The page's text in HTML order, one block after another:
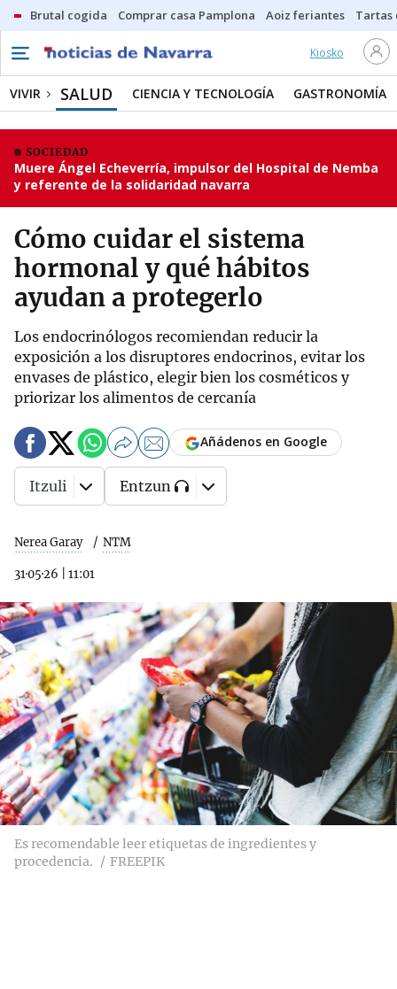
Brutal cogida Comprar casa Pamplona Aoiz feriantes Tartas
Kiosko
VIVIR SALUD CIENCIA Y TECNOLOGÍA GASTRONOMÍA
SOCIEDAD
Muere Ángel Echeverría, impulsor del Hospital de Nemba
y referente de la solidaridad navarra
Cómo cuidar el sistema
hormonal y qué hábitos
ayudan a protegerlo
Los endocrinólogos recomiendan reducir la
exposición a los disruptores endocrinos, evitar los
envases de plástico, elegir bien los cosméticos y
priorizar los alimentos de cercanía
Nerea Garay NTM
31·05·26 11:01
Añádenos en Google
Itzuli Entzun
Es recomendable leer etiquetas de ingredientes y
procedencia.
FREEPIK